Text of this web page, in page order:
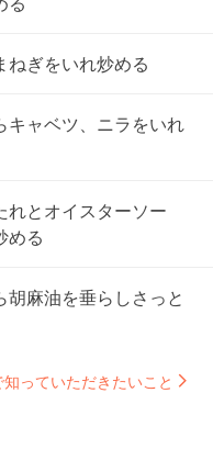
ねぎをいれ炒める
キャベツ、ニラをいれ
れとオイスターソー
める
麻油を垂らしさっと
っていただきたいこと